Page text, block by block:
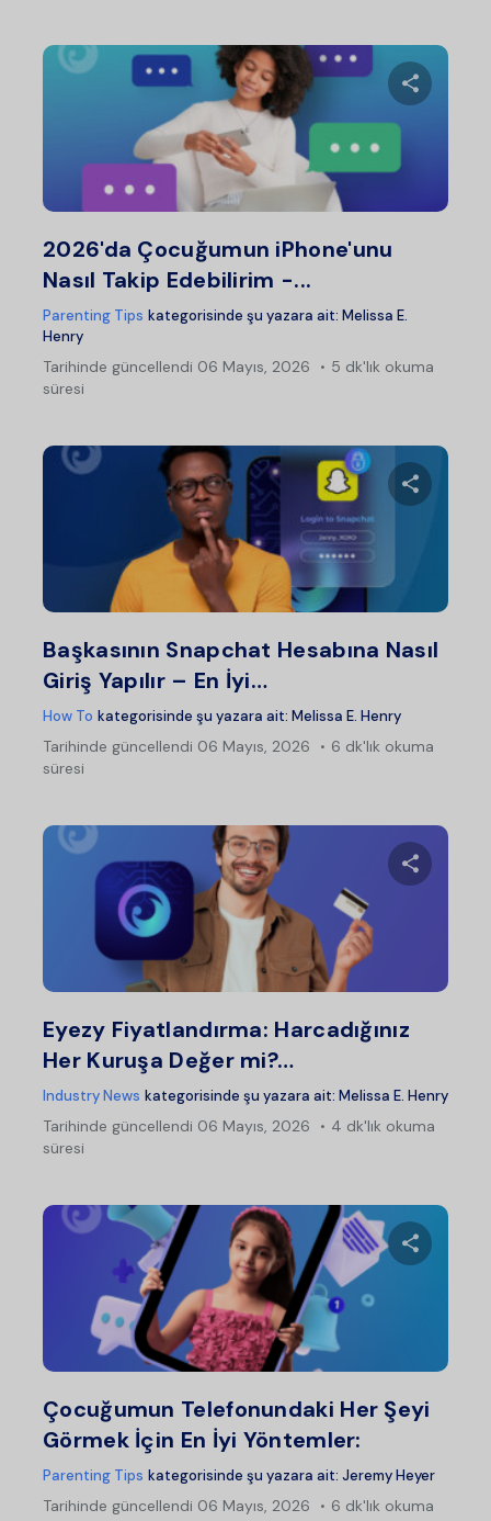
2026'da Çocuğumun iPhone'unu
Nasıl Takip Edebilirim -...
Parenting Tips kategorisinde şu yazara ait: Melissa E.
Henry
Tarihinde güncellendi 06 Mayıs, 2026
5 dk'lık okuma
süresi
Başkasının Snapchat Hesabına Nasıl
Giriş Yapılır – En İyi…
How To kategorisinde şu yazara ait: Melissa E. Henry
Tarihinde güncellendi 06 Mayıs, 2026
6 dk'lık okuma
süresi
Eyezy Fiyatlandırma: Harcadığınız
Her Kuruşa Değer mi?…
Industry News kategorisinde şu yazara ait: Melissa E. Henry
Tarihinde güncellendi 06 Mayıs, 2026
4 dk'lık okuma
süresi
Çocuğumun Telefonundaki Her Şeyi
Görmek İçin En İyi Yöntemler:
Parenting Tips kategorisinde şu yazara ait: Jeremy Heyer
Tarihinde güncellendi 06 Mayıs, 2026
6 dk'lık okuma